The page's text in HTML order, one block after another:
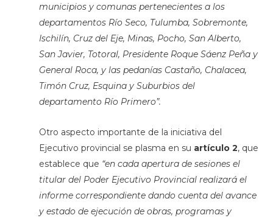
municipios y comunas pertenecientes a los
departamentos Río Seco, Tulumba, Sobremonte,
Ischilín, Cruz del Eje, Minas, Pocho, San Alberto,
San Javier, Totoral, Presidente Roque Sáenz Peña y
General Roca, y las pedanías Castaño, Chalacea,
Timón Cruz, Esquina y Suburbios del
departamento Río Primero”.
Otro aspecto importante de la iniciativa del
Ejecutivo provincial se plasma en su artículo 2, que
establece que “en cada apertura de sesiones el
titular del Poder Ejecutivo Provincial realizará el
informe correspondiente dando cuenta del avance
y estado de ejecución de obras, programas y